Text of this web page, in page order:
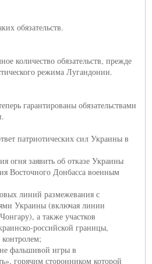
обязательств.
количество обязательств, прежде
режима Лугандонии.
гарантированы обязательствами
патриотических сил Украины в
огня заявить об отказе Украины
Восточного Донбасса военным
линий размежевания с
Украины (включая линии
а также участков
российской границы,
фальшивой игры в
горячим сторонником которой